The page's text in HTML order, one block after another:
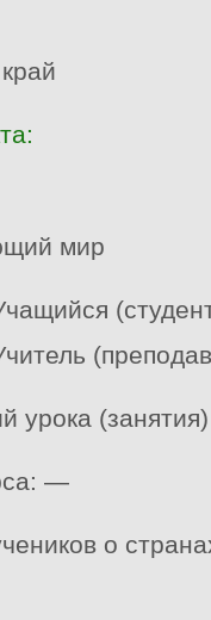
мир
урока (занятия)
—
о